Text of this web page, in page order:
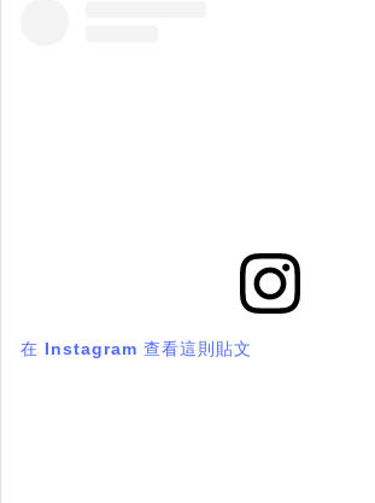
在 Instagram 查看這則貼文